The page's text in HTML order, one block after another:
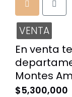
VENTA
En venta
Montes
$5,300,000